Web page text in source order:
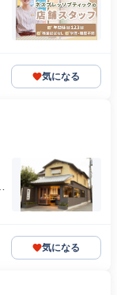
気になる
気になる